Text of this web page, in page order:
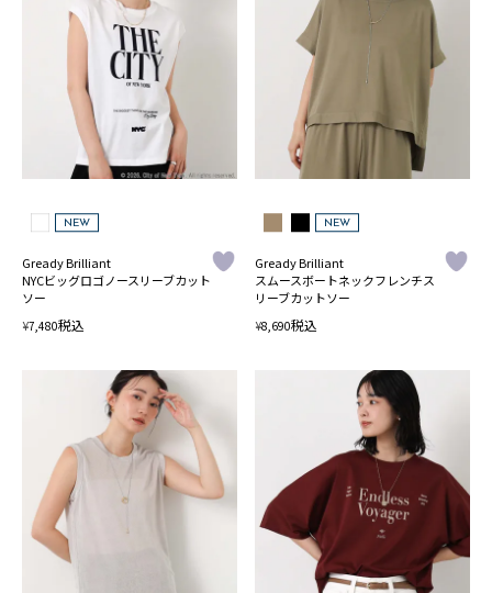
NEW
Gready Brilliant
NYCビッグロゴノースリーブカット
ソー
¥7,480税込
NEW
Gready Brilliant
スムースボートネックフレンチス
リーブカットソー
¥8,690税込